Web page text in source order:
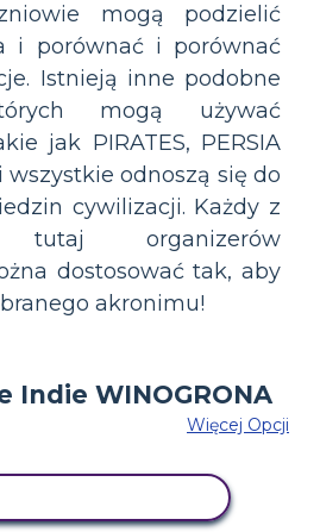
mogą podzielić
i porównać i porównać
Istnieją inne podobne
mogą używać
jak PIRATES, PERSIA
i wszystkie odnoszą się do
cywilizacji. Każdy z
tutaj organizerów
dostosować tak, aby
akronimu!
Więcej Opcji